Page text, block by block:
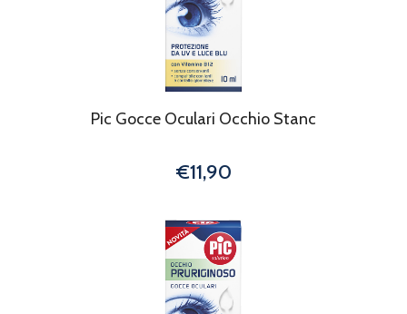
Pic Gocce Oculari Occhio Stanc
€11,90